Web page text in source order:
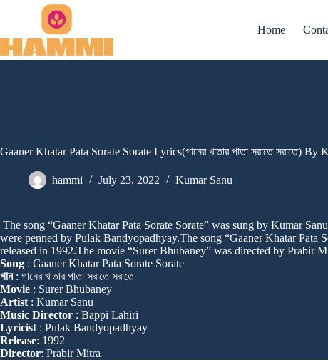
Home
Gaaner Khatar Pata Sorate Sorate Lyrics(গানের খাতার পাতা সরাতে সরাতে) By
hammi July 23, 2022 Kumar Sanu
The song “Gaaner Khatar Pata Sorate Sorate” was sung by Kumar
were penned by Pulak Bandyopadhyay.The song “Gaaner Khatar Pata
released in 1992.The movie “Surer Bhubaney” was directed by Prabir
Song : Gaaner Khatar Pata Sorate Sorate
গান : গানের খাতার পাতা সরাতে সরাতে
Movie : Surer Bhubaney
Artist : Kumar Sanu
Music Director : Bappi Lahiri
Lyricist : Pulak Bandyopadhyay
Release: 1992
Director: Prabir Mitra